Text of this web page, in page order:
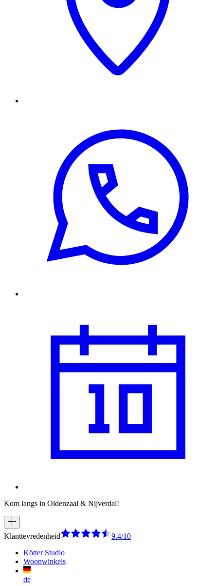
Kom langs in Oldenzaal & Nijverdal!
Klanttevredenheid
9.4/10
Kötter Studio
Woonwinkels
de